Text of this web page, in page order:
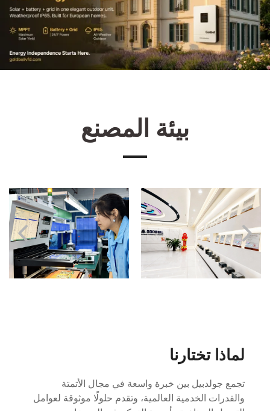
بيئة المصنع
لماذا تختارنا
تجمع جولدبيل بين خبرة واسعة في مجال الأتمتة
والقدرات الخدمية العالمية، وتقدم حلولًا موثوقة لعوامل